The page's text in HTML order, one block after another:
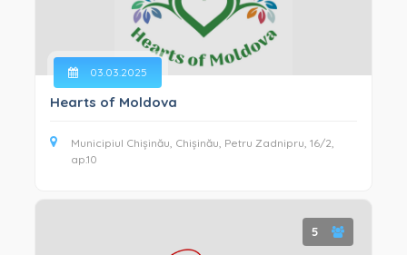
03.03.2025
Hearts of Moldova
Municipiul Chișinău, Chișinău, Petru Zadnipru, 16/2,
ap.10
5